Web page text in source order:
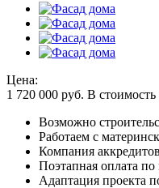
Цена:
1 720 000 руб. В стоимость
Возможно
Работаем с
Компания
Поэтапная оплата
Адаптация проекта